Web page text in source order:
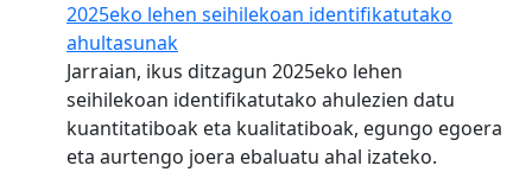
2025eko lehen seihilekoan identifikatutako
ahultasunak
Jarraian, ikus ditzagun 2025eko lehen
seihilekoan identifikatutako ahulezien datu
kuantitatiboak eta kualitatiboak, egungo egoera
eta aurtengo joera ebaluatu ahal izateko.